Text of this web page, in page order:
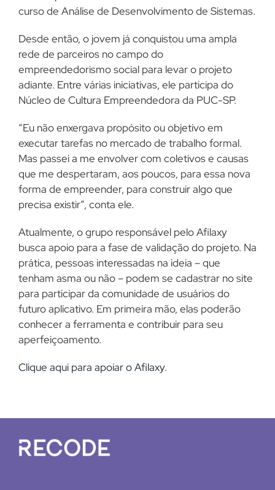
curso de Análise de Desenvolvimento de Sistemas.
Desde então, o jovem já conquistou uma ampla
rede de parceiros no campo do
empreendedorismo social para levar o projeto
adiante. Entre várias iniciativas, ele participa do
Núcleo de Cultura Empreendedora da PUC-SP.
“Eu não enxergava propósito ou objetivo em
executar tarefas no mercado de trabalho formal.
Mas passei a me envolver com coletivos e causas
que me despertaram, aos poucos, para essa nova
forma de empreender, para construir algo que
precisa existir”, conta ele.
Atualmente, o grupo responsável pelo Afilaxy
busca apoio para a fase de validação do projeto. Na
prática, pessoas interessadas na ideia – que
tenham asma ou não – podem se cadastrar no site
para participar da comunidade de usuários do
futuro aplicativo. Em primeira mão, elas poderão
conhecer a ferramenta e contribuir para seu
aperfeiçoamento.
Clique aqui para apoiar o Afilaxy.